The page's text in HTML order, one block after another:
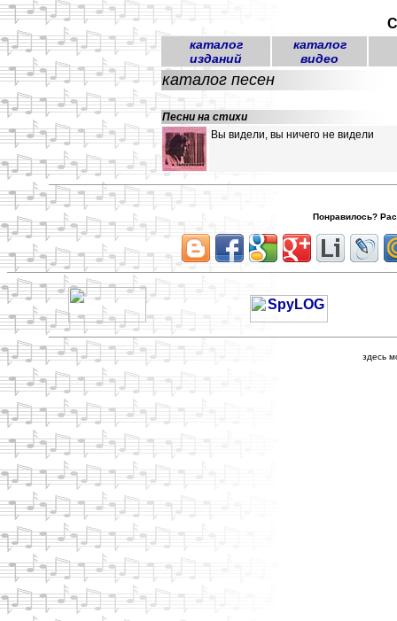
каталог
изданий
каталог
видео
каталог песен
Песни на стихи
Вы видели, вы ничего не видели
Понравилось?
здесь